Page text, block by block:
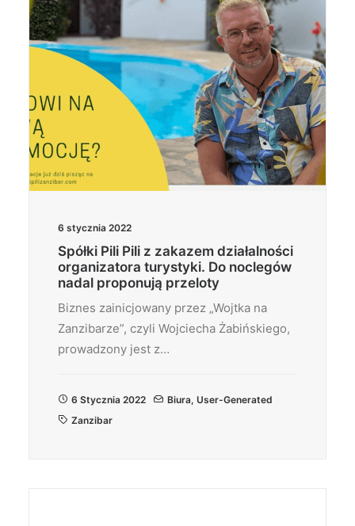
6 stycznia 2022
Spółki Pili Pili z zakazem działalności
organizatora turystyki. Do noclegów
nadal proponują przeloty
Biznes zainicjowany przez „Wojtka na
Zanzibarze”, czyli Wojciecha Żabińskiego,
prowadzony jest z…
6 Stycznia 2022 Biura, User-Generated
Zanzibar